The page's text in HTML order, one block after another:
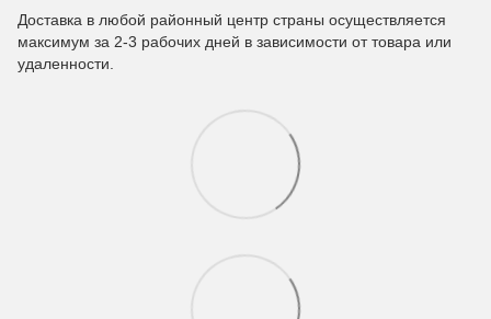
Доставка в любой районный центр страны осуществляется
максимум за 2-3 рабочих дней в зависимости от товара или
удаленности.